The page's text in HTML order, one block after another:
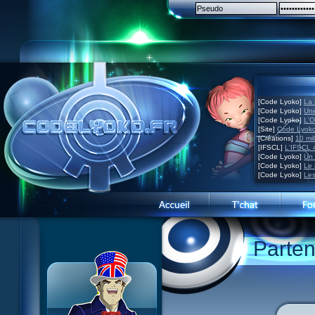
[Code Lyoko] La
[Code Lyoko]
[Code Lyoko]
[Site] Code
[Créations] 10
[IFSCL] L'IFSCL
[Code Lyoko] Un
[Code Lyoko] Le
[Code Lyoko]